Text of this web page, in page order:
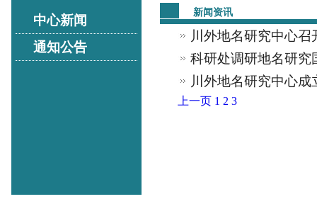
中心新闻
通知公告
新闻资讯
川外地名研究中心召
科研处调研地名研究
川外地名研究中心
上一页 1 2 3